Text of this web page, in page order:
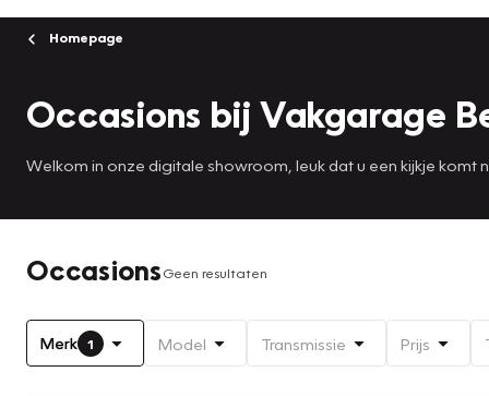
Homepage
Occasions bij Vakgarage
Welkom in onze digitale showroom, leuk dat u een kijkje komt
OccasionsGeen resultaten
Merk 1 Model Transmissie Prijs